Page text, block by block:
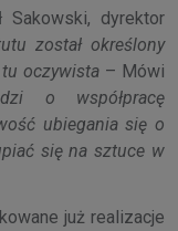
Sakowski, dyrektor
został określony
oczywista – Mówi
o współpracę
ubiegania się o
się na sztuce w
już realizacje